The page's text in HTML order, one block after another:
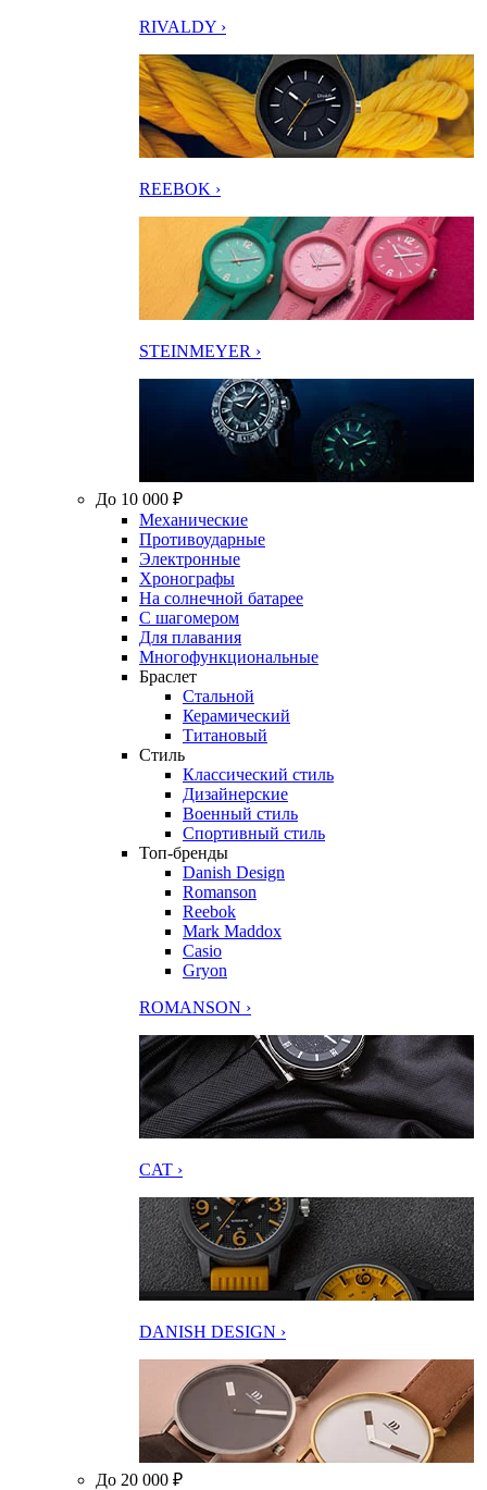
RIVALDY ›
REEBOK ›
STEINMEYER ›
До 10 000 ₽
Механические
Противоударные
Электронные
Хронографы
На солнечной батарее
С шагомером
Для плавания
Многофункциональные
Браслет
Стальной
Керамический
Титановый
Стиль
Классический стиль
Дизайнерские
Военный стиль
Спортивный стиль
Топ-бренды
Danish Design
Romanson
Reebok
Mark Maddox
Casio
Gryon
ROMANSON ›
CAT ›
DANISH DESIGN ›
До 20 000 ₽